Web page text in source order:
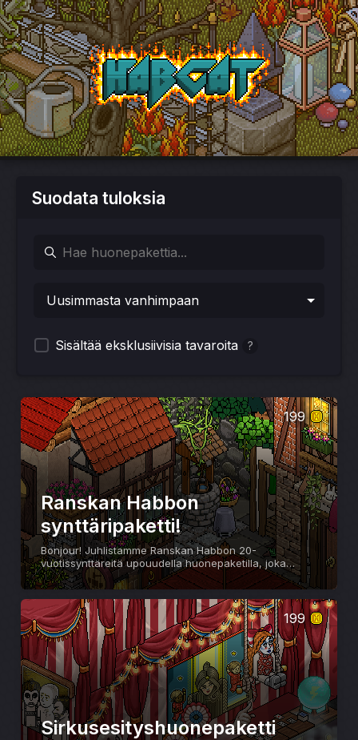
HabCat
Suodata tuloksia
Sisältää eksklusiivisia tavaroita ?
199
Ranskan Habbon
synttäripaketti!
Bonjour! Juhlistamme Ranskan Habbon 20-
vuotissynttäreitä upouudella huonepaketilla, joka
sisältää 2 uutta tuotetta! Huoneentekijä: Bibi983 (FR)
199
Sirkusesityshuonepaketti